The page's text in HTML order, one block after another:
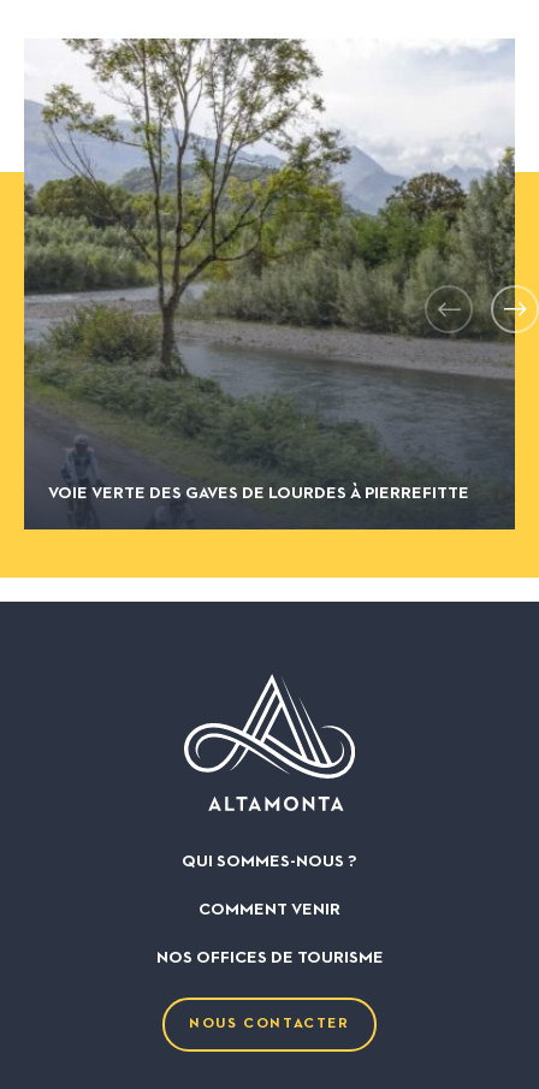
Précédent
VOIE VERTE DES GAVES DE LOURDES À PIERREFITTE
QUI SOMMES-NOUS ?
COMMENT VENIR
NOS OFFICES DE TOURISME
NOUS CONTACTER